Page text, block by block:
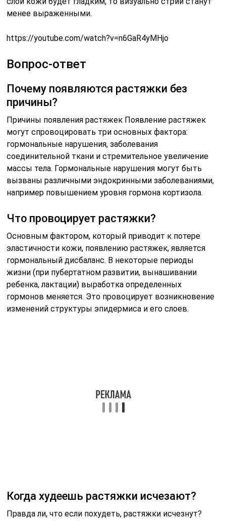
массы тела. Гормональные нарушения могут быть
вызваны различными эндокринными заболеваниями,
Что провоцирует растяжки?
эластичности кожи, появлению растяжек, является
гормональный дисбаланс. В некоторые периоды
жизни (при пубертатном развитии, вынашивании
ребенка, лактации) выработка определенных
гормонов меняется. Это провоцирует возникновение
изменений структуры эпидермиса и его слоев.
усугубить ситуацию, сделав их более обширными и
методы устранения растяжек: Удаление растяжек
лазером – наиболее результативный способ
коррекции.